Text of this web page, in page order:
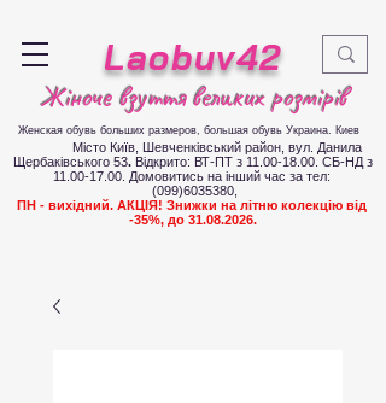
Laobuv42
Жіноче взуття великих розмірів
Женская обувь больших размеров, большая обувь Украина. Киев
Місто Київ, Шевченківський район, вул. Данила
Щербаківського 53. Відкрито: ВТ-ПТ з 11.00-18.00 . СБ-НД з
11.00-17.00. Домовитись на інший час за тел:
(099)6035380
ПН - вихідний. АКЦІЯ! Знижки на літню колекцію від
-35%, до 31.08.2026.